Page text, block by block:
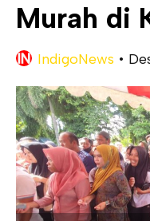
Murah di
IndigoNews •